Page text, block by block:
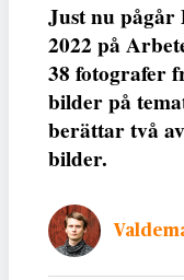
Just nu pågår
2022 på
38 fotografer
bilder på
berättar två
bilder.